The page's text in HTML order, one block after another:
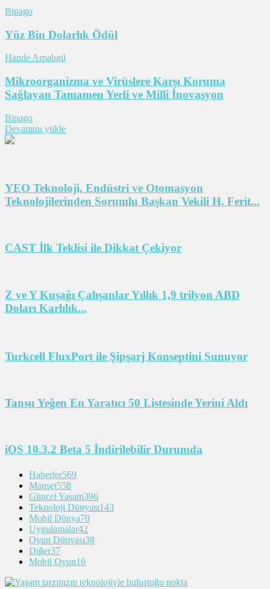
Bipago
Yüz Bin Dolarlık Ödül
Hande Arpalıgil
Mikroorganizma ve Virüslere Karşı Koruma
Sağlayan Tamamen Yerli ve Milli İnovasyon
Bipago
Devamını yükle
YEO Teknoloji, Endüstri ve Otomasyon
Teknolojilerinden Sorumlu Başkan Vekili H. Ferit...
CAST İlk Teklisi ile Dikkat Çekiyor
Z ve Y Kuşağı Çalışanlar Yıllık 1,9 trilyon ABD
Doları Karlılık...
Turkcell FluxPort ile Şipşarj Konseptini Sunuyor
Tansu Yeğen En Yaratıcı 50 Listesinde Yerini Aldı
iOS 10.3.2 Beta 5 İndirilebilir Durumda
Haberler569
Manşet558
Güncel Yaşam396
Teknoloji Dünyası143
Mobil Dünya70
Uygulamalar42
Oyun Dünyası38
Diğer37
Mobil Oyun16